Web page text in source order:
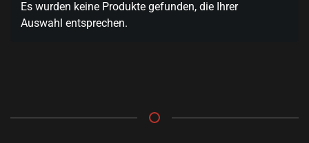
Es wurden keine Produkte gefunden, die Ihrer
Auswahl entsprechen.